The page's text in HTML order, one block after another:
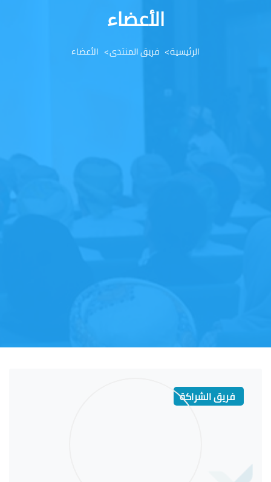
الأعضاء
الرئيسية فريق المنتدى الأعضاء
فريق الشراكة